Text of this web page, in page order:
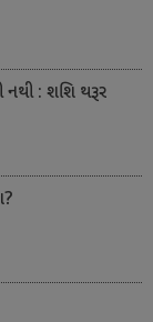
: શશિ થરૂર